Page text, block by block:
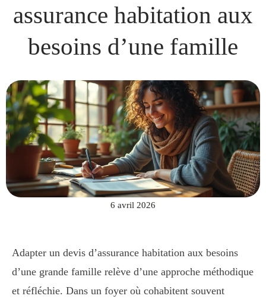
assurance habitation aux
besoins d’une famille
6 avril 2026
Adapter un devis d’assurance habitation aux besoins
d’une grande famille relève d’une approche méthodique
et réfléchie. Dans un foyer où cohabitent souvent